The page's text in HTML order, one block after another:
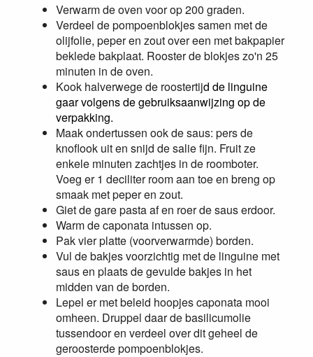
Verwarm de oven voor op 200 graden.
Verdeel de pompoenblokjes samen met de
olijfolie, peper en zout over een met bakpapier
beklede bakplaat. Rooster de blokjes zo'n 25
minuten in de oven.
Kook halverwege de roostertijd de linguine
gaar volgens de gebruiksaanwijzing op de
verpakking.
Maak ondertussen ook de saus: pers de
knoflook uit en snijd de salie fijn. Fruit ze
enkele minuten zachtjes in de roomboter.
Voeg er 1 deciliter room aan toe en breng op
smaak met peper en zout.
Giet de gare pasta af en roer de saus erdoor.
Warm de caponata intussen op.
Pak vier platte (voorverwarmde) borden.
Vul de bakjes voorzichtig met de linguine met
saus en plaats de gevulde bakjes in het
midden van de borden.
Lepel er met beleid hoopjes caponata mooi
omheen. Druppel daar de basilicumolie
tussendoor en verdeel over dit geheel de
geroosterde pompoenblokjes.